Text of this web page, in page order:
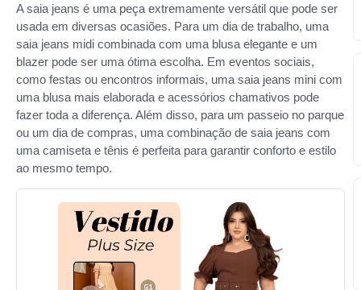
A saia jeans é uma peça extremamente versátil que pode ser
usada em diversas ocasiões. Para um dia de trabalho, uma
saia jeans midi combinada com uma blusa elegante e um
blazer pode ser uma ótima escolha. Em eventos sociais,
como festas ou encontros informais, uma saia jeans mini com
uma blusa mais elaborada e acessórios chamativos pode
fazer toda a diferença. Além disso, para um passeio no parque
ou um dia de compras, uma combinação de saia jeans com
uma camiseta e tênis é perfeita para garantir conforto e estilo
ao mesmo tempo.